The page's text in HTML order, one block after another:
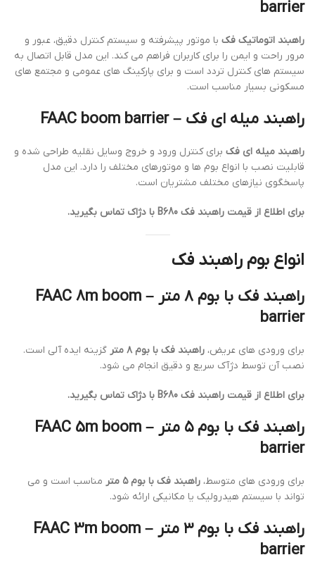
barrier
راهبند اتوماتیک فک با موتور پیشرفته و سیستم کنترل دقیق، عبور و
مرور راحت و ایمن را برای کاربران فراهم می کند. این مدل قابل اتصال به
سیستم های کنترل تردد است و برای پارکینگ های عمومی و مجتمع های
مسکونی بسیار مناسب است.
راهبند میله ای فک – FAAC boom barrier
راهبند میله ای فک برای کنترل ورود و خروج وسایل نقلیه طراحی شده و
قابلیت نصب با انواع بوم ها و موتورهای مختلف را دارد. این مدل
پاسخگوی نیازهای مختلف مشتریان است.
برای اطلاع از قیمت راهبند فک B680 با دژاک تماس بگیرید.
انواع بوم راهبند فک
راهبند فک با بوم ۸ متر – FAAC 8m boom
barrier
برای ورودی های عریض، راهبند فک با بوم ۸ متر
گزینه ایده آلی است.
نصب آن توسط دژآک سریع و دقیق انجام می شود.
برای اطلاع از قیمت راهبند فک B680 با دژاک تماس بگیرید.
راهبند فک با بوم ۵ متر – FAAC 5m boom
barrier
برای ورودی های متوسط، راهبند فک با بوم ۵ متر
مناسب است و می
تواند با سیستم هیدرولیک یا مکانیکی ارائه شود.
راهبند فک با بوم ۳ متر – FAAC 3m boom
barrier